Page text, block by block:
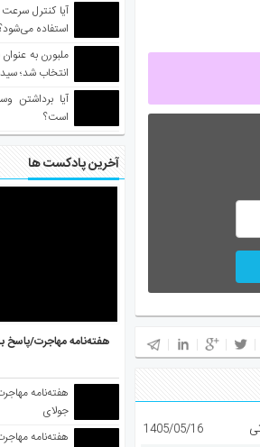
1405/05/16
آیا کنترل
استفاده
انتخاب شد؛ سیدنی
آیا برداشتن
است؟
آخرین پادکست ها
هفته‌نامه مهاجرت/پاسخ به
جولای